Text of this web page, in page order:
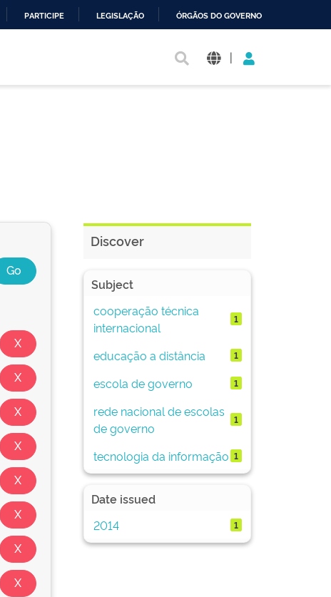
PARTICIPE LEGISLAÇÃO ÓRGÃOS DO GOVERNO
|
Discover
Subject
cooperação técnica
internacional
1
educação a distância 1
escola de governo 1
rede nacional de escolas
de governo
1
tecnologia da informação 1
Date issued
2014
1